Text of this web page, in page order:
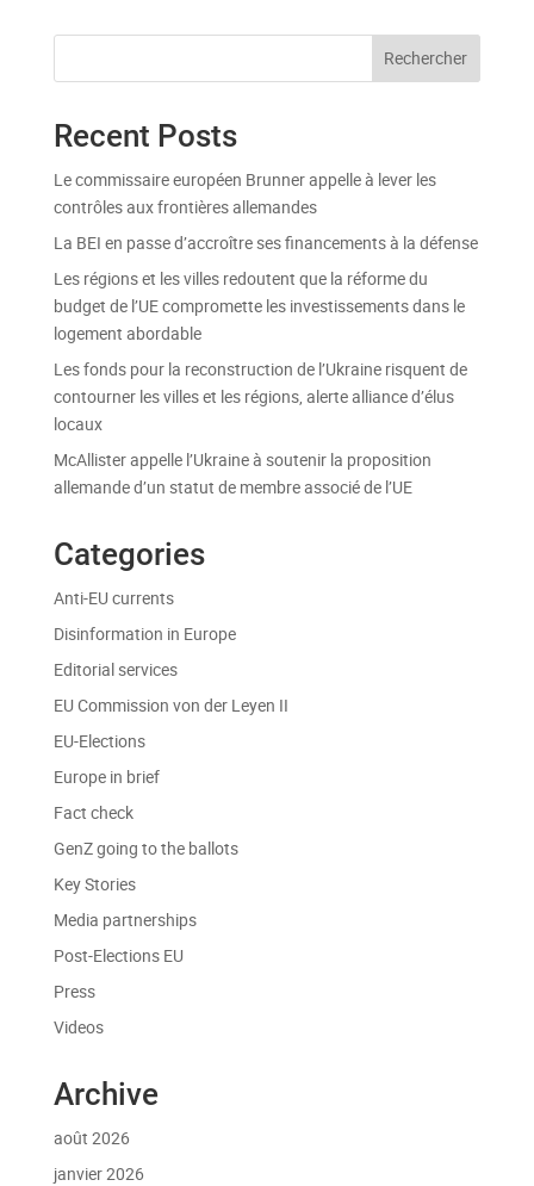
Rechercher
Recent Posts
Le commissaire européen Brunner appelle à lever les
contrôles aux frontières allemandes
La BEI en passe d’accroître ses financements à la défense
Les régions et les villes redoutent que la réforme du
budget de l’UE compromette les investissements dans le
logement abordable
Les fonds pour la reconstruction de l’Ukraine risquent de
contourner les villes et les régions, alerte alliance d’élus
locaux
McAllister appelle l’Ukraine à soutenir la proposition
allemande d’un statut de membre associé de l’UE
Categories
Anti-EU currents
Disinformation in Europe
Editorial services
EU Commission von der Leyen II
EU-Elections
Europe in brief
Fact check
GenZ going to the ballots
Key Stories
Media partnerships
Post-Elections EU
Press
Videos
Archive
août 2026
janvier 2026